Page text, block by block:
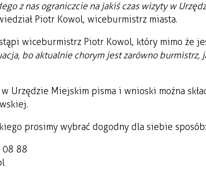
z nas ograniczcie na jakiś czas wizyty w
Piotr Kowol, wiceburmistrz miasta.
wiceburmistrz Piotr Kowol, który mimo że
bo aktualnie chorym jest zarówno burmistrz,
Urzędzie Miejskim pisma i wnioski można
prosimy wybrać dogodny dla siebie sposób:
88